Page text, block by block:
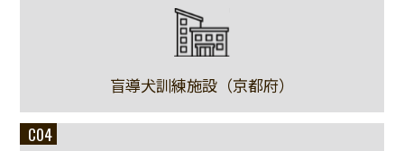
盲導犬訓練施設（京都府）
C04